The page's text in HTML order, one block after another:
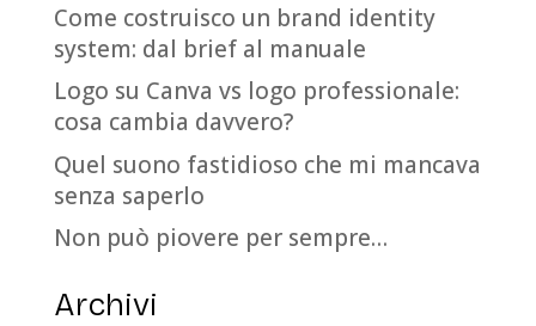
Come costruisco un brand identity
system: dal brief al manuale
Logo su Canva vs logo professionale:
cosa cambia davvero?
Quel suono fastidioso che mi mancava
senza saperlo
Non può piovere per sempre…
Archivi